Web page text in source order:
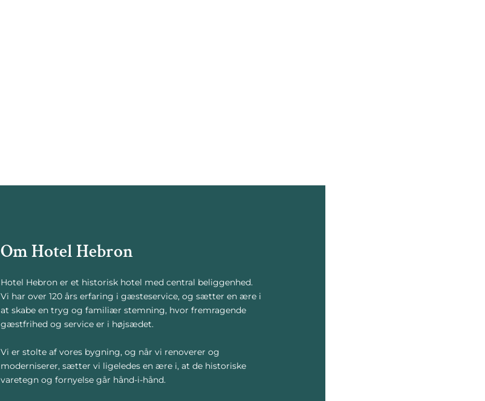
Om Hotel Hebron
Hotel Hebron er et historisk hotel med central beliggenhed.
Vi har over 120 års erfaring i gæsteservice, og sætter en ære i
at skabe en tryg og familiær stemning, hvor fremragende
gæstfrihed og service er i højsædet.
Vi er stolte af vores bygning, og når vi renoverer og
moderniserer, sætter vi ligeledes en ære i, at de historiske
varetegn og fornyelse går hånd-i-hånd.